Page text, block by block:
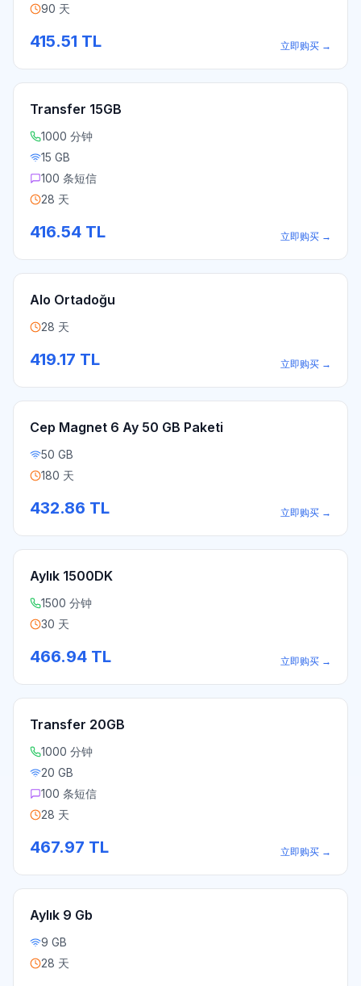
90 天
415.51 TL 立即购买 →
Transfer 15GB
1000 分钟
15 GB
100 条短信
28 天
416.54 TL 立即购买 →
Alo Ortadoğu
28 天
419.17 TL 立即购买 →
Cep Magnet 6 Ay 50 GB Paketi
50 GB
180 天
432.86 TL 立即购买 →
Aylık 1500DK
1500 分钟
30 天
466.94 TL 立即购买 →
Transfer 20GB
1000 分钟
20 GB
100 条短信
28 天
467.97 TL 立即购买 →
Aylık 9 Gb
9 GB
28 天